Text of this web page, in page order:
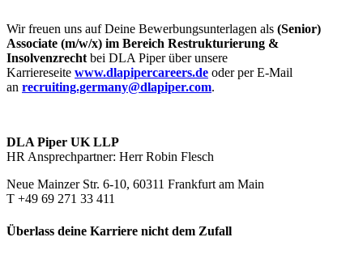
Wir freuen uns auf Deine Bewerbungsunterlagen als (Senior)
Associate (m/w/x) im Bereich Restrukturierung &
Insolvenzrechtbei DLA Piper über unsere
Karriereseite www.dlapipercareers.de oder per E-Mail
an recruiting.germany@dlapiper.com.
DLA Piper UK LLP
HR Ansprechpartner: Herr Robin Flesch
Neue Mainzer Str. 6-10, 60311 Frankfurt am Main
T +49 69 271 33 411
Überlass deine Karriere nicht dem Zufall